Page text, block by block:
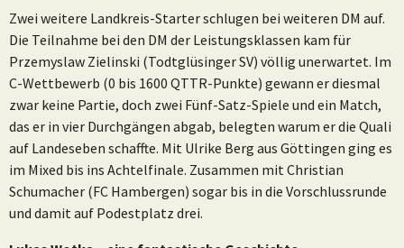
Zwei weitere Landkreis-Starter schlugen bei weiteren DM auf.
Die Teilnahme bei den DM der Leistungsklassen kam für
Przemyslaw Zielinski (Todtglüsinger SV) völlig unerwartet. Im
C-Wettbewerb (0 bis 1600 QTTR-Punkte) gewann er diesmal
zwar keine Partie, doch zwei Fünf-Satz-Spiele und ein Match,
das er in vier Durchgängen abgab, belegten warum er die Quali
auf Landeseben schaffte. Mit Ulrike Berg aus Göttingen ging es
im Mixed bis ins Achtelfinale. Zusammen mit Christian
Schumacher (FC Hambergen) sogar bis in die Vorschlussrunde
und damit auf Podestplatz drei.